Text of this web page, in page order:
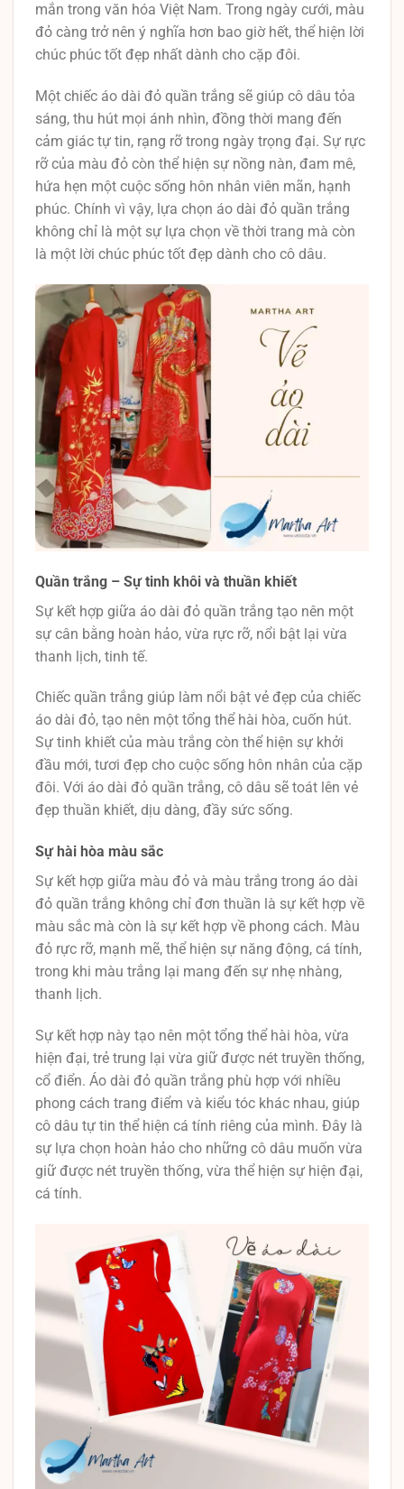
mắn trong văn hóa Việt Nam. Trong ngày cưới, màu
đỏ càng trở nên ý nghĩa hơn bao giờ hết, thể hiện lời
chúc phúc tốt đẹp nhất dành cho cặp đôi.
Một chiếc áo dài đỏ quần trắng sẽ giúp cô dâu tỏa
sáng, thu hút mọi ánh nhìn, đồng thời mang đến
cảm giác tự tin, rạng rỡ trong ngày trọng đại. Sự rực
rỡ của màu đỏ còn thể hiện sự nồng nàn, đam mê,
hứa hẹn một cuộc sống hôn nhân viên mãn, hạnh
phúc. Chính vì vậy, lựa chọn áo dài đỏ quần trắng
không chỉ là một sự lựa chọn về thời trang mà còn
là một lời chúc phúc tốt đẹp dành cho cô dâu.
Quần trắng – Sự tinh khôi và thuần khiết
Sự kết hợp giữa áo dài đỏ quần trắng tạo nên một
sự cân bằng hoàn hảo, vừa rực rỡ, nổi bật lại vừa
thanh lịch, tinh tế.
Chiếc quần trắng giúp làm nổi bật vẻ đẹp của chiếc
áo dài đỏ, tạo nên một tổng thể hài hòa, cuốn hút.
Sự tinh khiết của màu trắng còn thể hiện sự khởi
đầu mới, tươi đẹp cho cuộc sống hôn nhân của cặp
đôi. Với áo dài đỏ quần trắng, cô dâu sẽ toát lên vẻ
đẹp thuần khiết, dịu dàng, đầy sức sống.
Sự hài hòa màu sắc
Sự kết hợp giữa màu đỏ và màu trắng trong áo dài
đỏ quần trắng không chỉ đơn thuần là sự kết hợp về
màu sắc mà còn là sự kết hợp về phong cách. Màu
đỏ rực rỡ, mạnh mẽ, thể hiện sự năng động, cá tính,
trong khi màu trắng lại mang đến sự nhẹ nhàng,
thanh lịch.
Sự kết hợp này tạo nên một tổng thể hài hòa, vừa
hiện đại, trẻ trung lại vừa giữ được nét truyền thống,
cổ điển. Áo dài đỏ quần trắng phù hợp với nhiều
phong cách trang điểm và kiểu tóc khác nhau, giúp
cô dâu tự tin thể hiện cá tính riêng của mình. Đây là
sự lựa chọn hoàn hảo cho những cô dâu muốn vừa
giữ được nét truyền thống, vừa thể hiện sự hiện đại,
cá tính.